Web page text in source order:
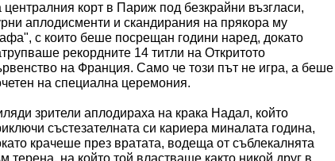
централния корт в Париж под безкрайни възгласи,
аплодисменти и скандирания на прякора му
с които беше посрещан години наред, докато
рекордните 14 титли на Откритото
на Франция. Само че този път не игра, а беше
на специална церемония.
зрители аплодираха на крака Надал, който
състезателната си кариера миналата година,
крачеше през вратата, водеща от съблекалнята
терена, на който той властваше както никой друг в